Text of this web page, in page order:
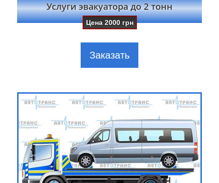
Услуги эвакуатора до 2 тонн
Цена2000 грн
Заказать